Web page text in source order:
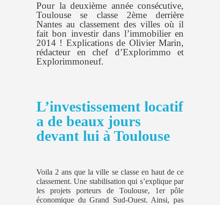
Pour la deuxième année consécutive,
Toulouse se classe 2ème derrière
Nantes au classement des villes où il
fait bon investir dans l’immobilier en
2014 ! Explications de Olivier Marin,
rédacteur en chef d’Explorimmo et
Explorimmoneuf.
L’investissement locatif
a de beaux jours
devant lui à Toulouse
Voila 2 ans que la ville se classe en haut de ce
classement. Une stabilisation qui s’explique par
les projets porteurs de Toulouse, 1er pôle
économique du Grand Sud-Ouest. Ainsi, pas